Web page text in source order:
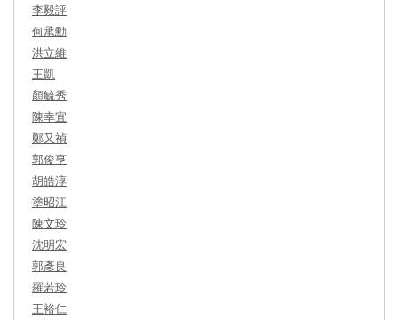
李毅評
何承勳
洪立維
王凱
顏毓秀
陳幸宜
鄭又禎
郭俊亨
胡皓淳
塗昭江
陳文玲
沈明宏
郭彥良
羅若玲
王裕仁